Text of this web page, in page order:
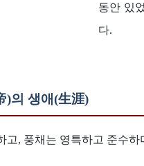
동안 있
다.
)의 생애(生涯)
, 풍채는 영특하고 준수